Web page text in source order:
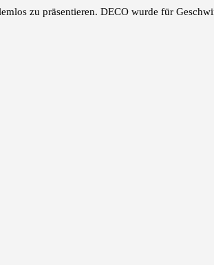
zu präsentieren. DECO wurde für